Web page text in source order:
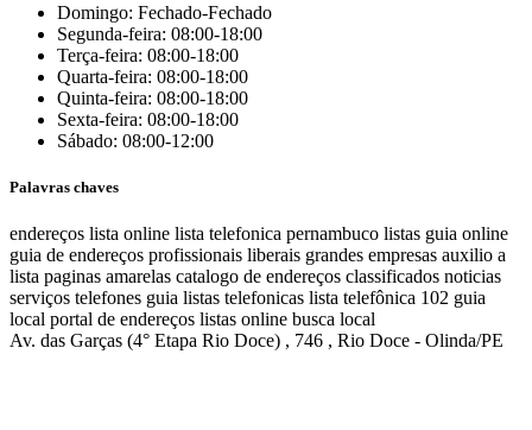
Domingo: Fechado-Fechado
Segunda-feira: 08:00-18:00
Terça-feira: 08:00-18:00
Quarta-feira: 08:00-18:00
Quinta-feira: 08:00-18:00
Sexta-feira: 08:00-18:00
Sábado: 08:00-12:00
Palavras chaves
endereços lista online lista telefonica pernambuco listas guia online
guia de endereços profissionais liberais grandes empresas auxilio a
lista paginas amarelas catalogo de endereços classificados noticias
serviços telefones guia listas telefonicas lista telefônica 102 guia
local portal de endereços listas online busca local
Av. das Garças (4° Etapa Rio Doce) , 746 , Rio Doce - Olinda/PE